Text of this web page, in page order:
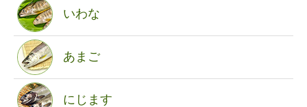
いわな
あまご
にじます